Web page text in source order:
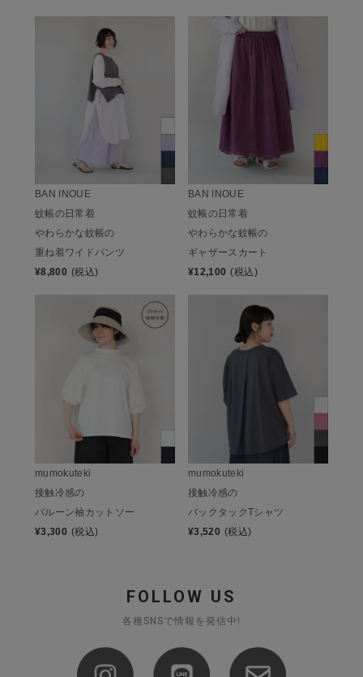
BAN INOUE
蚊帳の日常着
やわらかな蚊帳の
重ね着ワイドパンツ
¥8,800 (税込)
BAN INOUE
蚊帳の日常着
やわらかな蚊帳の
ギャザースカート
¥12,100 (税込)
mumokuteki
接触冷感の
バルーン袖カットソー
¥3,300 (税込)
mumokuteki
接触冷感の
バックタックTシャツ
¥3,520 (税込)
FOLLOW US
各種SNSで情報を発信中!